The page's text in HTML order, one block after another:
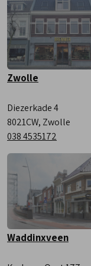
Zaterdag
Zwolle
Diezerkade 4
8021CW, Zwolle
038 4535172
Waddinxveen